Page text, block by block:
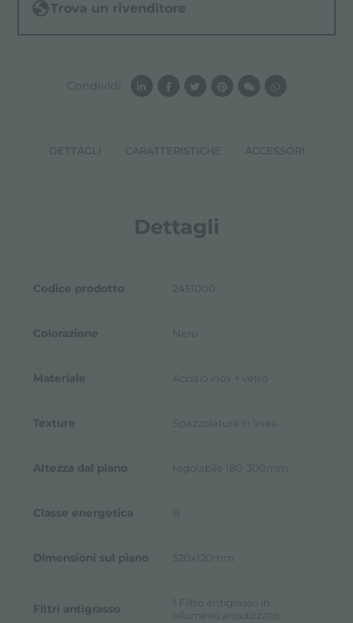
DETTAGLI CARATTERISTICHE ACCESSORI
Dettagli
Codice prodotto 2451000
Colorazione Nero
Materiale Acciaio inox + vetro
Texture Spazzolatura in linea
Altezza dal piano regolabile 180-300mm
Classe energetica B
Dimensioni sul piano 520x120mm
Filtri antigrasso
1 Filtro antigrasso in
alluminio anodizzato
Trova un rivenditore
Condividi